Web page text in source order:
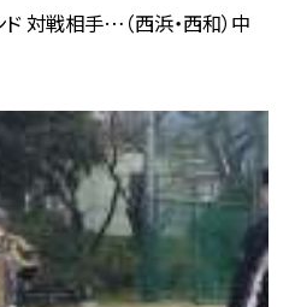
対戦相手…（西浜・西和）中